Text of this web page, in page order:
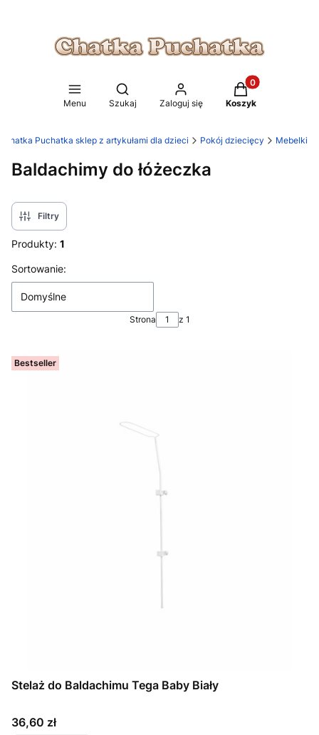
Menu
Otwórz wyszukiwarkę
Szukaj Zaloguj się
Produkty w
Koszyk
Chatka Puchatka sklep z artykułami dla dzieci Pokój dziecięcy Mebelki
Baldachimy do łóżeczka
Filtry
Produkty: 1
Lista produktów
Sortowanie:
Domyślne
Strona z 1
Bestseller
Stelaż do Baldachimu Tega Baby Biały
Cena
36,60 zł